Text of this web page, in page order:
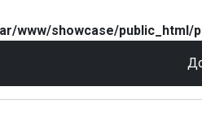
www/showcase/public_html/